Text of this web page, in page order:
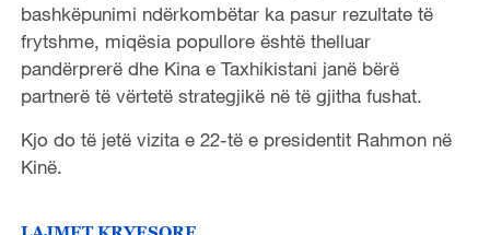
bashkëpunimi ndërkombëtar ka pasur rezultate të
frytshme, miqësia popullore është thelluar
pandërprerë dhe Kina e Taxhikistani janë bërë
partnerë të vërtetë strategjikë në të gjitha fushat.
Kjo do të jetë vizita e 22-të e presidentit Rahmon në
Kinë.